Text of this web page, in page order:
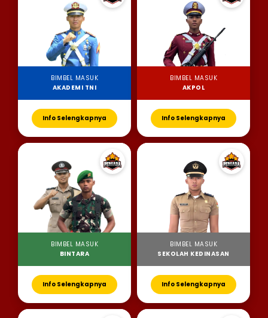
BIMBEL MASUK
AKADEMI TNI
Info Selengkapnya
BIMBEL MASUK
AKPOL
Info Selengkapnya
BIMBEL MASUK
BINTARA
Info Selengkapnya
BIMBEL MASUK
SEKOLAH KEDINASAN
Info Selengkapnya